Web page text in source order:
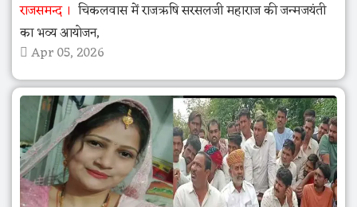
राजसमन्द
चिकलवास में राजऋषि सरसलजी महाराज की जन्मजयंती
का भव्य आयोजन,
Apr 05, 2026